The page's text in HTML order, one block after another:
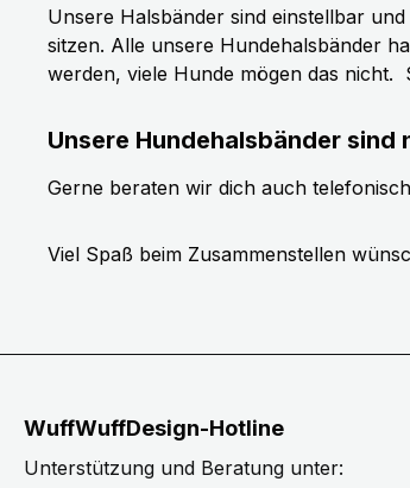
Unsere Halsbänder sind einstellbar
sitzen. Alle unsere Hundehalsbänder
werden, viele Hunde mögen das nicht.
Unsere Hundehalsbänder
Gerne beraten wir dich auch
Viel Spaß beim Zusammenstellen
WuffWuffDesign-Hotline
Unterstützung und Beratung unter: